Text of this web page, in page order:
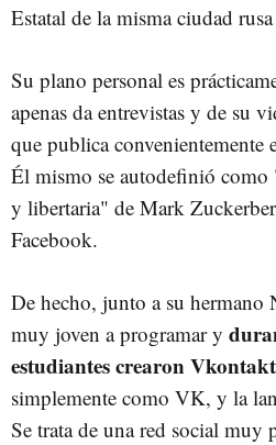
Estatal de la misma ciudad
Su plano personal es
apenas da entrevistas y de su
que publica convenientemente
Él mismo se autodefinió como
y libertaria" de Mark
Facebook.
De hecho, junto a su hermano
muy joven a programar y
estudiantes crearon
simplemente como VK, y la
Se trata de una red social muy